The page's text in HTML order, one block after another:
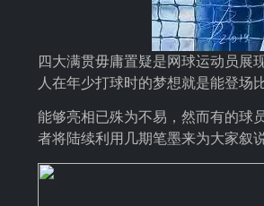
四大满贯毋庸置疑是网球运动员展
人在年少打球时的梦想就是能登场比
能够亮相已殊为不易，然而有的球
者将陆续利用几期笔墨来为大家叙